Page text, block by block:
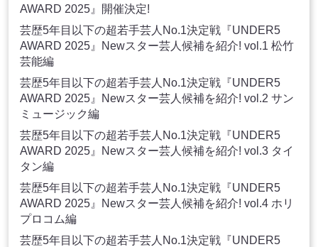
AWARD 2025』開催決定!
芸歴5年目以下の超若手芸人No.1決定戦『UNDER5
AWARD 2025』Newスター芸人候補を紹介! vol.1 松竹
芸能編
芸歴5年目以下の超若手芸人No.1決定戦『UNDER5
AWARD 2025』Newスター芸人候補を紹介! vol.2 サン
ミュージック編
芸歴5年目以下の超若手芸人No.1決定戦『UNDER5
AWARD 2025』Newスター芸人候補を紹介! vol.3 タイ
タン編
芸歴5年目以下の超若手芸人No.1決定戦『UNDER5
AWARD 2025』Newスター芸人候補を紹介! vol.4 ホリ
プロコム編
芸歴5年目以下の超若手芸人No.1決定戦『UNDER5